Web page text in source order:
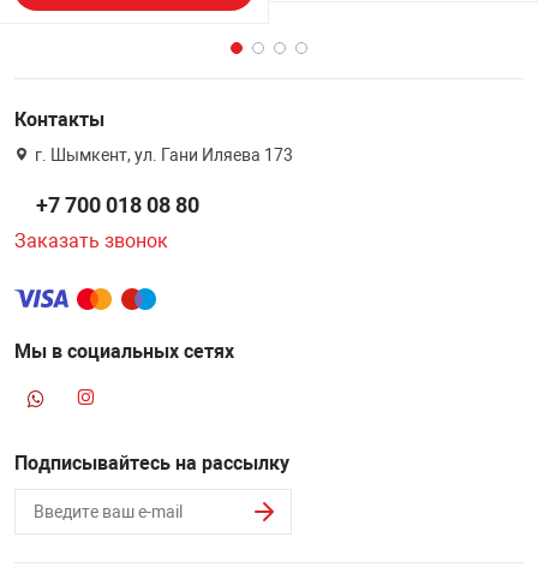
Контакты
г. Шымкент, ул. Гани Иляева 173
+7 700 018 08 80
Заказать звонок
Мы в социальных сетях
Подписывайтесь на рассылку